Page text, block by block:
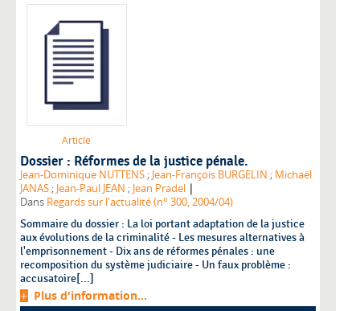
Article
Dossier : Réformes de la justice pénale.
Jean-Dominique NUTTENS ; Jean-François BURGELIN ; Michaël
JANAS ; Jean-Paul JEAN ; Jean Pradel |
Dans Regards sur l'actualité (n° 300, 2004/04)
Sommaire du dossier : La loi portant adaptation de la justice
aux évolutions de la criminalité - Les mesures alternatives à
l'emprisonnement - Dix ans de réformes pénales : une
recomposition du système judiciaire - Un faux problème :
accusatoire[...]
Plus d'information...